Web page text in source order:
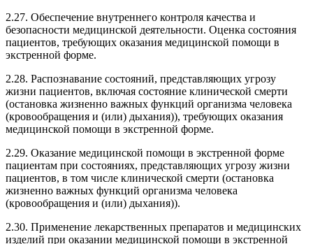
2.27. Обеспечение внутреннего контроля качества и
безопасности медицинской деятельности. Оценка состояния
пациентов, требующих оказания медицинской помощи в
экстренной форме.
2.28. Распознавание состояний, представляющих угрозу
жизни пациентов, включая состояние клинической смерти
(остановка жизненно важных функций организма человека
(кровообращения и (или) дыхания)), требующих оказания
медицинской помощи в экстренной форме.
2.29. Оказание медицинской помощи в экстренной форме
пациентам при состояниях, представляющих угрозу жизни
пациентов, в том числе клинической смерти (остановка
жизненно важных функций организма человека
(кровообращения и (или) дыхания)).
2.30. Применение лекарственных препаратов и медицинских
изделий при оказании медицинской помощи в экстренной